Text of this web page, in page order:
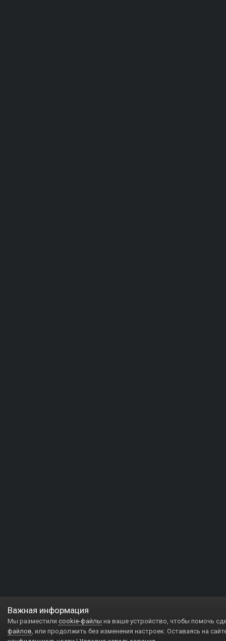
Важная информация
Мы разместили cookie-файлы на ваше устройство, чтобы помочь
файлов, или продолжить без изменения настроек. Оставаясь на